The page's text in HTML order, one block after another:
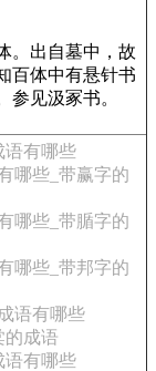
。出自墓中，故
百体中有悬针书
参见汲冢书。
语有哪些
哪些_带赢字的
哪些_带腯字的
哪些_带邦字的
语有哪些
的成语
语有哪些